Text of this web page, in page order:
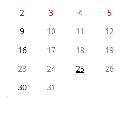
2
3 4 5
9
10 11 12
16
17 18 19
23
24 25 26
30
31